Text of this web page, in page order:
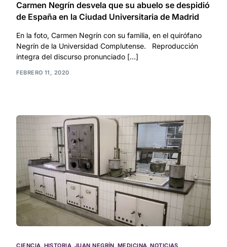
Carmen Negrín desvela que su abuelo se despidió
de España en la Ciudad Universitaria de Madrid
En la foto, Carmen Negrín con su familia, en el quirófano
Negrín de la Universidad Complutense. Reproducción
íntegra del discurso pronunciado […]
FEBRERO 11, 2020
CIENCIA HISTORIA ,JUAN NEGRÍN MEDICINA ,NOTICIAS